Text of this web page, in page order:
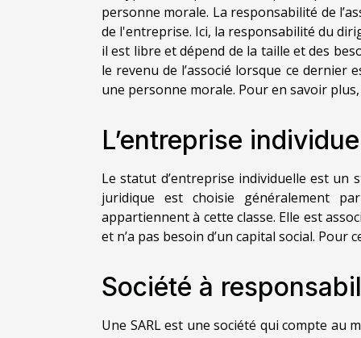
personne morale. La responsabilité de
de l'entreprise. Ici, la responsabilité du
il est libre et dépend de la taille et des
le revenu de l’associé lorsque ce dernier
une personne morale. Pour en savoir
L’entreprise
Le statut d’entreprise individuelle est un
juridique est choisie généralement
appartiennent à cette classe. Elle est
et n’a pas besoin d’un capital social. Pour
Société à
Une SARL est une société qui compte au